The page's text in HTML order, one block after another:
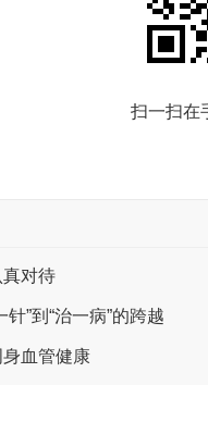
扫一扫在
对待
”到“治一病”的跨越
血管健康